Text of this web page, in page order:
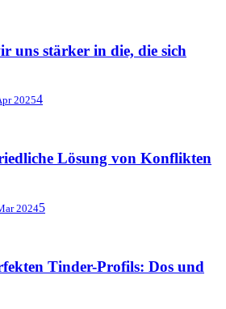
uns stärker in die, die sich
20254
Lösung von Konflikten
20245
Tinder-Profils: Dos und